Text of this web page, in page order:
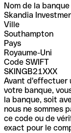
Nom de la banque
Skandia
Ville
Southampton
Pays
Royaume-Uni
Code SWIFT
SKINGB21XXX
Avant d'effectuer
votre banque,
la banque, soit
nous ne sommes
ce code ou de
exact pour le